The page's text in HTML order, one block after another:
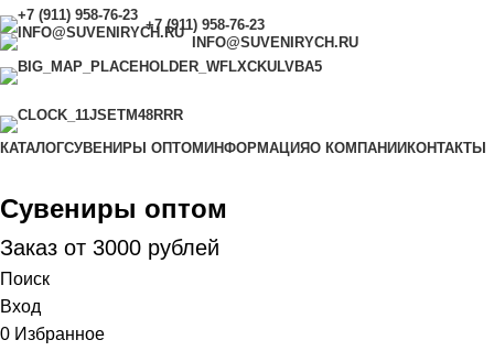
+7 (911) 958-76-23
INFO@SUVENIRYCH.RU
КАТАЛОГСУВЕНИРЫ ОПТОМ ИНФОРМАЦИЯО КОМПАНИИ КОНТАКТЫ
Сувениры оптом
Заказ от 3000 рублей
Поиск
Вход
0 Избранное